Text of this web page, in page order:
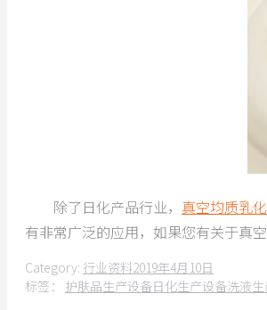
除了日化产品行业， 真空均质乳
有非常广泛的应用，如果您有关于真
Category: 行业资料2019年4月10日
标签： 护肤品生产设备日化生产设备洗液